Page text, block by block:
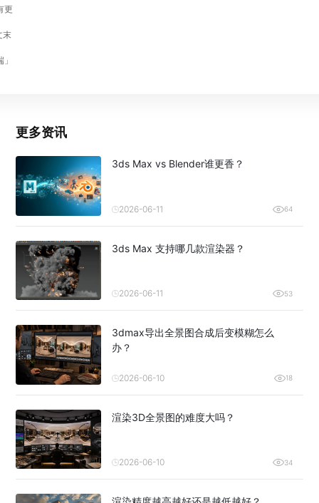
更
末
更多资讯
3ds Max vs Blender谁更香？
2026-06-11 64
3ds Max 支持哪几款渲染器？
2026-06-11 53
3dmax导出全景图合成后变模糊怎么
办？
2026-06-10 18
渲染3D全景图的难度大吗？
2026-06-10 34